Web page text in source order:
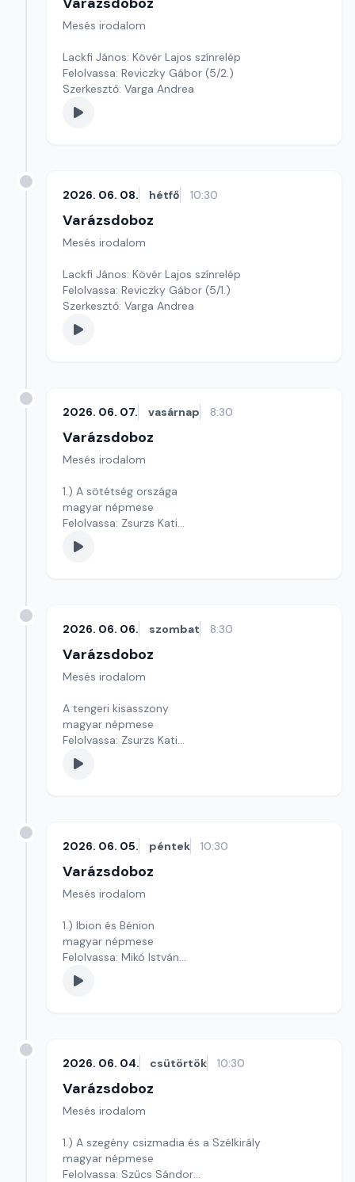
Mesés irodalom
Lackfi János: Kövér Lajos színrelép
Felolvassa: Reviczky Gábor (5/2.)
Szerkesztő: Varga Andrea
2026. 06. 08. hétfő 10:30
Varázsdoboz
Mesés irodalom
Lackfi János: Kövér Lajos színrelép
Felolvassa: Reviczky Gábor (5/1.)
Szerkesztő: Varga Andrea
2026. 06. 07. vasárnap 8:30
Varázsdoboz
Mesés irodalom
1.) A sötétség országa
magyar népmese
Felolvassa: Zsurzs Kati
Szerkesztő: Varga Andrea
2026. 06. 06. szombat 8:30
Varázsdoboz
Mesés irodalom
A tengeri kisasszony
magyar népmese
Felolvassa: Zsurzs Kati
Szerkesztő: Varga Andrea
2026. 06. 05. péntek 10:30
Varázsdoboz
Mesés irodalom
1.) Ibion és Bénion
magyar népmese
Felolvassa: Mikó István
Szerkesztő: Varga Andrea
2026. 06. 04. csütörtök 10:30
Varázsdoboz
Mesés irodalom
1.) A szegény csizmadia és a Szélkirály
magyar népmese
Felolvassa: Szűcs Sándor